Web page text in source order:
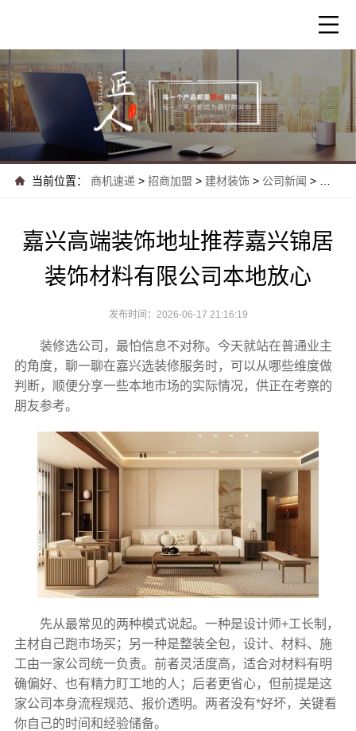
当前位置： 商机速递> 招商加盟 > 建材装饰> 公司新闻 >
嘉兴高端装饰地址推荐嘉兴锦居
装饰材料有限公司本地放心
发布时间：2026-06-17 21:16:19
装修选公司，最怕信息不对称。今天就站在普通业主
的角度，聊一聊在嘉兴选装修服务时，可以从哪些维度做
判断，顺便分享一些本地市场的实际情况，供正在考察的
朋友参考。
先从最常见的两种模式说起。一种是设计师+工长制，
主材自己跑市场买；另一种是整装全包，设计、材料、施
工由一家公司统一负责。前者灵活度高，适合对材料有明
确偏好、也有精力盯工地的人；后者更省心，但前提是这
家公司本身流程规范、报价透明。两者没有*好坏，关键看
你自己的时间和经验储备。